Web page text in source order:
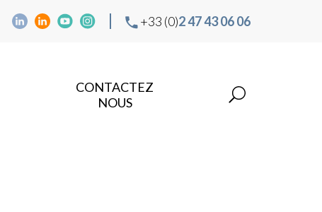
+33 (0)2 47 43 06 06
CONTACTEZ
NOUS